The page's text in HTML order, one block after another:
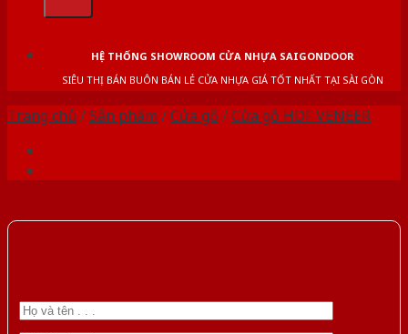
HỆ THỐNG SHOWROOM CỬA NHỰA SAIGONDOOR
SIÊU THỊ BÁN BUÔN BÁN LẺ CỬA NHỰA GIÁ TỐT NHẤT TẠI SÀI GÒN
Trang chủ /Sản phẩm /Cửa gỗ /Cửa gỗ HDF VENEER